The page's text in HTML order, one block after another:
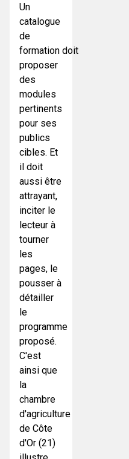
Un
catalogue
de
formation doit
proposer
des
modules
pertinents
pour ses
publics
cibles. Et
il doit
aussi être
attrayant,
inciter le
lecteur à
tourner
les
pages, le
pousser à
détailler
le
programme
proposé.
C'est
ainsi que
la
chambre
d'agriculture
de Côte
d'Or (21)